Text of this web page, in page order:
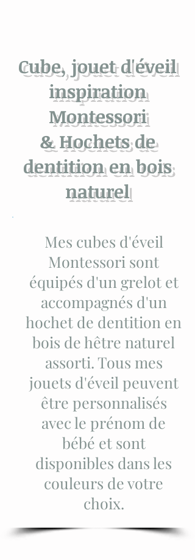
Cube, jouet d'éveil
inspiration
Montessori
& Hochets de
dentition en bois
naturel
Mes cubes d'éveil
Montessori sont
équipés d'un grelot et
accompagnés d'un
hochet de dentition en
bois de hêtre naturel
assorti. Tous mes
jouets d'éveil peuvent
être personnalisés
avec le prénom de
bébé et sont
disponibles dans les
couleurs de votre
choix.